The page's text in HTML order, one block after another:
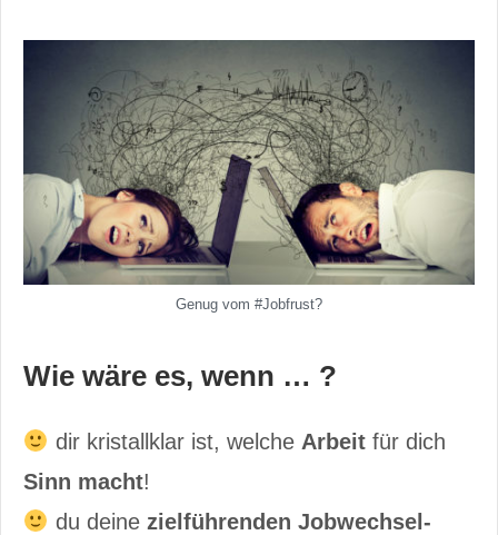
Genug vom #Jobfrust?
Wie wäre es, wenn … ?
dir kristallklar ist, welche Arbeit für dich
Sinn macht!
du deine zielführenden Jobwechsel-